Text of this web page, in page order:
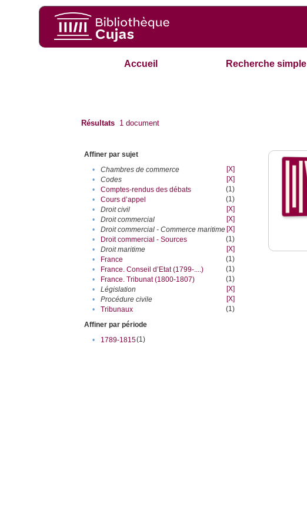
Accueil Recherche simple
Résultats 1 document
Affiner par sujet
•
Chambres de commerce
[X]
•
Codes
[X]
•
Comptes-rendus des débats
(1)
•
Cours d’appel
(1)
•
Droit civil
[X]
•
Droit commercial
[X]
•
Droit commercial - Commerce maritime [X]
•
Droit commercial - Sources
(1)
•
Droit maritime
[X]
•
France
(1)
•
France. Conseil d’Etat (1799-....)
(1)
•
France. Tribunat (1800-1807)
(1)
•
Législation
[X]
•
Procédure civile
[X]
•
Tribunaux
(1)
Affiner par période
•
1789-1815(1)